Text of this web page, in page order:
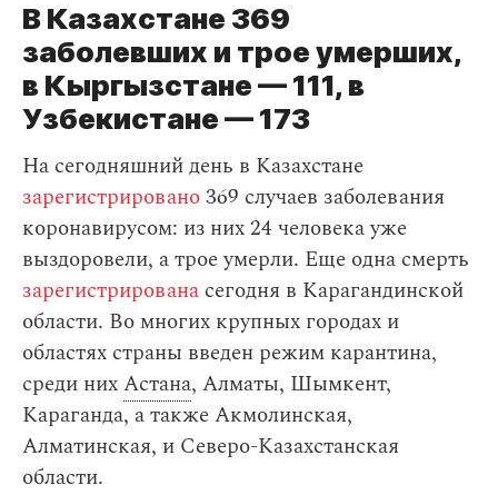
В Казахстане 369
заболевших и трое умерших,
в Кыргызстане — 111, в
Узбекистане — 173
На сегодняшний день в Казахстане
зарегистрировано369 случаев заболевания
коронавирусом: из них 24 человека уже
выздоровели, а трое умерли. Еще одна смерть
зарегистрирована сегодня в Карагандинской
области. Во многих крупных городах и
областях страны введен режим карантина,
среди нихАстана, Алматы, Шымкент,
Караганда, а также Акмолинская,
Алматинская, и Северо-Казахстанская
области.